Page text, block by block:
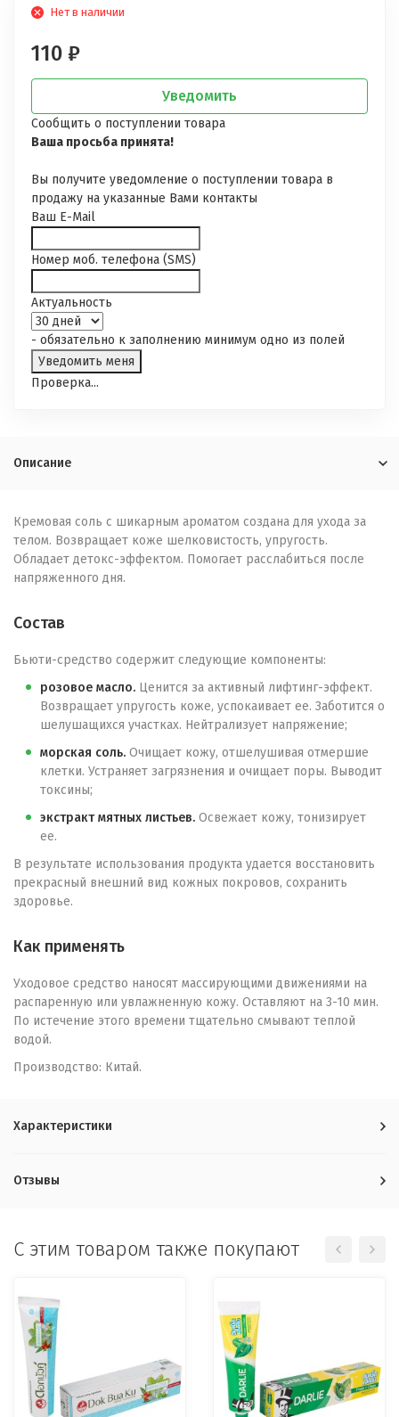
Нет в наличии
110 ₽
Уведомить
Сообщить о поступлении товара
Ваша просьба принята!
Вы получите уведомление о поступлении товара в
продажу на указанные Вами контакты
Ваш E-Mail
Номер моб. телефона (SMS)
Актуальность
- обязательно к заполнению минимум одно из полей
Проверка...
Описание
Кремовая соль с шикарным ароматом создана для ухода за
телом. Возвращает коже шелковистость, упругость.
Обладает детокс-эффектом. Помогает расслабиться после
напряженного дня.
Состав
Бьюти-средство содержит следующие компоненты:
розовое масло. Ценится за активный лифтинг-эффект.
Возвращает упругость коже, успокаивает ее. Заботится о
шелушащихся участках. Нейтрализует напряжение;
морская соль. Очищает кожу, отшелушивая отмершие
клетки. Устраняет загрязнения и очищает поры. Выводит
токсины;
экстракт мятных листьев. Освежает кожу, тонизирует
ее.
В результате использования продукта удается восстановить
прекрасный внешний вид кожных покровов, сохранить
здоровье.
Как применять
Уходовое средство наносят массирующими движениями на
распаренную или увлажненную кожу. Оставляют на 3-10 мин.
По истечение этого времени тщательно смывают теплой
водой.
Производство: Китай.
Характеристики
Отзывы
C этим товаром также покупают